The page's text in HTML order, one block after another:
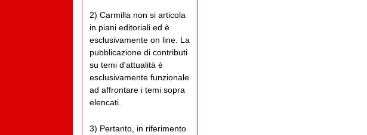
2) Carmilla non si articola
in piani editoriali ed è
esclusivamente on line. La
pubblicazione di contributi
su temi d'attualità è
esclusivamente funzionale
ad affrontare i temi sopra
elencati.
3) Pertanto, in riferimento